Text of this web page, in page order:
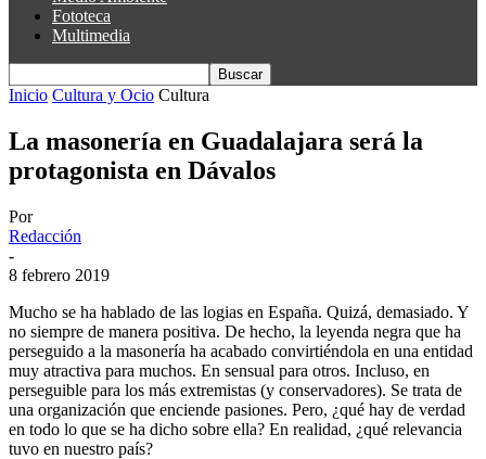
Fototeca
Multimedia
Inicio Cultura y Ocio Cultura
La masonería en Guadalajara será la
protagonista en Dávalos
Por
Redacción
-
8 febrero 2019
Mucho se ha hablado de las logias en España. Quizá, demasiado. Y
no siempre de manera positiva. De hecho, la leyenda negra que ha
perseguido a la masonería ha acabado convirtiéndola en una entidad
muy atractiva para muchos. En sensual para otros. Incluso, en
perseguible para los más extremistas (y conservadores). Se trata de
una organización que enciende pasiones. Pero, ¿qué hay de verdad
en todo lo que se ha dicho sobre ella? En realidad, ¿qué relevancia
tuvo en nuestro país?